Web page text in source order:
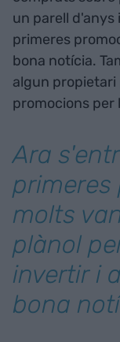
un parell d'anys
primeres
bona notícia.
algun
promocions per
Ara
primeres
molts
plànol
invertir i
bona